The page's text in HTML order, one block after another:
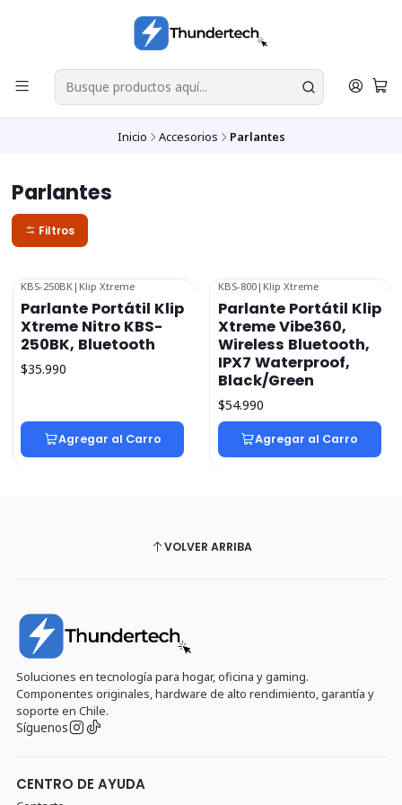
Inicio Accesorios Parlantes
Parlantes
Filtros
KBS-250BK | Klip Xtreme
Parlante Portátil Klip
Xtreme Nitro KBS-
250BK, Bluetooth
$35.990
Agregar al Carro
KBS-800| Klip Xtreme
Parlante Portátil Klip
Xtreme Vibe360,
Wireless Bluetooth,
IPX7 Waterproof,
Black/Green
$54.990
Agregar al Carro
VOLVER ARRIBA
Soluciones en tecnología para hogar, oficina y gaming.
Componentes originales, hardware de alto rendimiento, garantía y
soporte en Chile.
Síguenos
CENTRO DE AYUDA